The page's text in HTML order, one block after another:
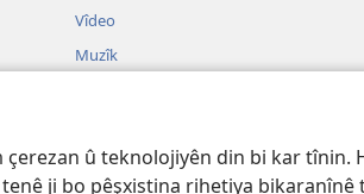
çerezan û teknolojiyên din bi kar
ji bo pêşxistina rihetiya
Vîdeo
Muzîk
Kitêba Pîroz